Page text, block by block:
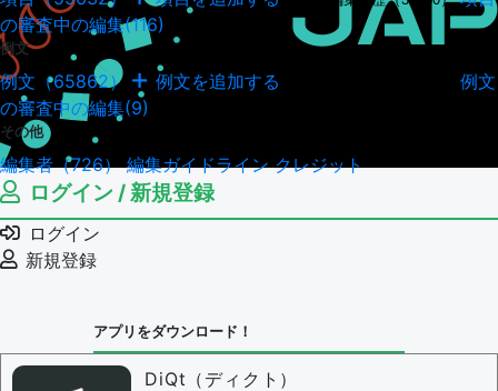
の審査中の編集(116)
例文
例文（65862） 例文を追加する
例文
の審査中の編集(9)
その他
編集者（726）編集ガイドラインクレジット
ログイン / 新規登録
ログイン
新規登録
アプリをダウンロード！
DiQt（ディクト）